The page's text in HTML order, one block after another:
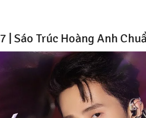
| Sáo Trúc Hoàng Anh